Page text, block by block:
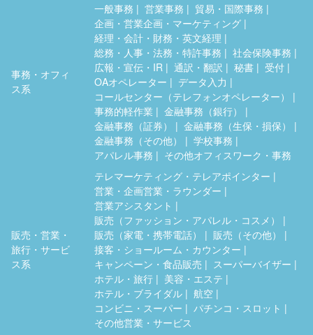
事務・オフィ
ス系
一般事務 営業事務
貿易・国際事務
企画・営業企画・マーケティング
経理・会計・財務・英文経理
総務・人事・法務・特許事務
社会保険事務
広報・宣伝・IR
通訳・翻訳 秘書
受付
OAオペレーター
データ入力
コールセンター（テレフォンオペレーター）
事務的軽作業
金融事務（銀行）
金融事務（証券）
金融事務（生保・損保）
金融事務（その他）
学校事務
アパレル事務
その他オフィスワーク・事務
販売・営業・
旅行・サービ
ス系
テレマーケティング・テレアポインター
営業・企画営業・ラウンダー
営業アシスタント
販売（ファッション・アパレル・コスメ）
販売（家電・携帯電話）
販売（その他）
接客・ショールーム・カウンター
キャンペーン・食品販売
スーパーバイザー
ホテル・旅行
美容・エステ
ホテル・ブライダル
航空
コンビニ・スーパー
パチンコ・スロット
その他営業・サービス